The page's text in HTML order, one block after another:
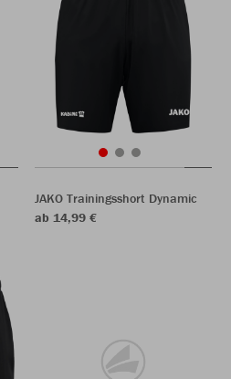
JAKO Trainingsshort Dynamic
ab 14,99 €